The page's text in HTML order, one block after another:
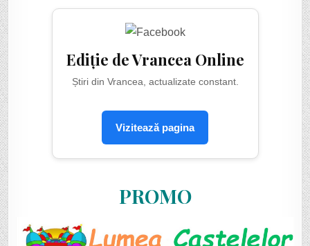
Ediție de Vrancea Online
Știri din Vrancea, actualizate constant.
Vizitează pagina
PROMO